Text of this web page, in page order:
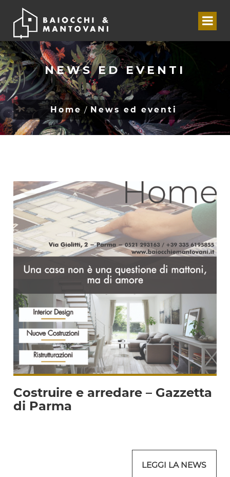
NEWS ED EVENTI
Home News ed eventi
Costruire e arredare – Gazzetta
di Parma
LEGGI LA NEWS